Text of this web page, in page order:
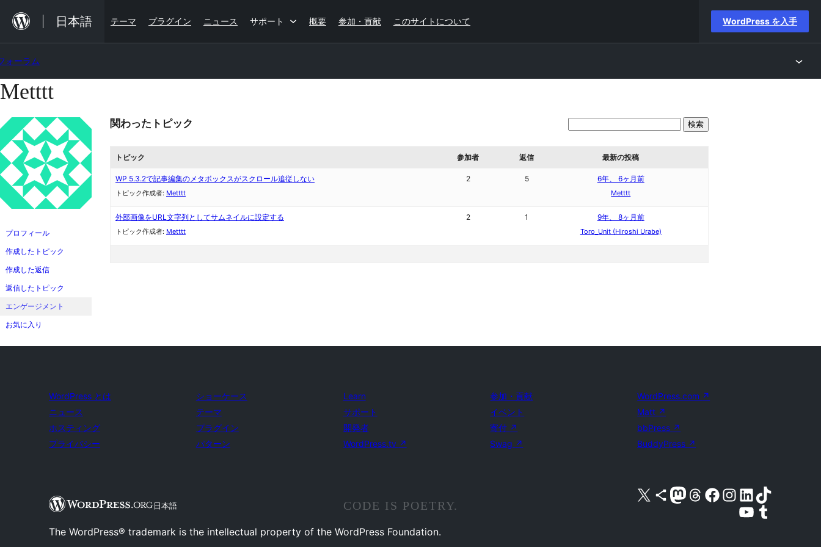
を
ス
キ
ッ
プ
日本語 テーマ プラグイン ニュース サポート 概要 参加・貢献 このサイトについて WordPress を入手
ォーラム
コ
テ
ン
ツ
へ
ス
ッ
プ
Metttt
プロフィール
作成したトピック
作成した返信
返信したトピック
エンゲージメント
お気に入り
関わったトピック
トピック 参加者 返信 最新の投稿
WP 5.3.2で記事編集のメタボックスがスクロール追従しない
トピック作成者: Metttt
2 5 6年、 6ヶ月前
Metttt
外部画像をURL文字列としてサムネイルに設定する
トピック作成者: Metttt
2 1 9年、 8ヶ月前
Toro_Unit (Hiroshi Urabe)
WordPress とは
ニュース
ホスティング
プライバシー
ショーケース
テーマ
プラグイン
パターン
Learn
サポート
開発者
WordPress.tv ↗
参加・貢献
イベント
寄付 ↗
Swag ↗
WordPress.com ↗
Matt ↗
bbPress ↗
BuddyPress ↗
日本語
X (旧 Twitter) アカウントへ Bluesky アカウントへ Mastodon アカウントへ Threads アカウントへ Facebook ページへ Instagram アカウントへ LinkedIn アカウントへTikTok アカウントへ
YouTube チャンネルへ Tumblr アカウントへ
CODE IS POETRY.
The WordPress® trademark is the intellectual property of the WordPress Foundation.